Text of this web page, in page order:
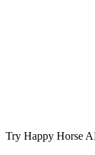
Try Happy Horse